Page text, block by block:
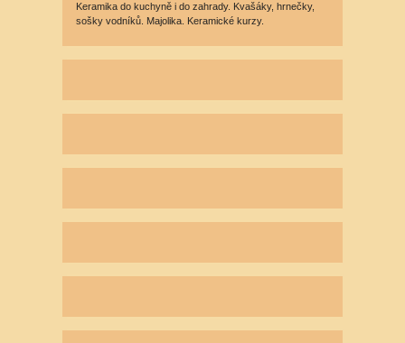
Keramika do kuchyně i do zahrady. Kvašáky, hrnečky,
sošky vodníků. Majolika. Keramické kurzy.